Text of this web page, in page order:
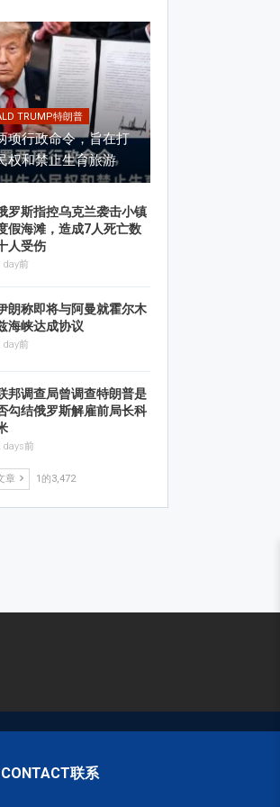
TRUMP特朗普
项行政命令，旨在打
权和禁止生育旅游
罗斯指控乌克兰袭击小镇
假海滩，造成7人死亡数
人受伤
day前
朗称即将与阿曼就霍尔木
海峡达成协议
day前
邦调查局曾调查特朗普是
勾结俄罗斯解雇前局长科
days前
章 1的3,472
CONTACT联系